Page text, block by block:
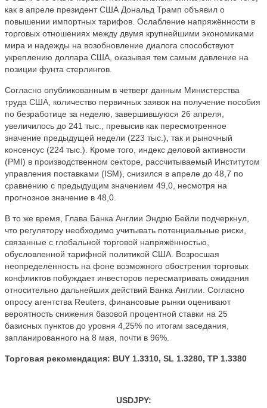
как в апреле президент США Дональд Трамп объявил о
повышении импортных тарифов. Ослабление напряжённости в
торговых отношениях между двумя крупнейшими экономиками
мира и надежды на возобновление диалога способствуют
укреплению доллара США, оказывая тем самым давление на
позиции фунта стерлингов.
Согласно опубликованным в четверг данным Министерства
труда США, количество первичных заявок на получение пособия
по безработице за неделю, завершившуюся 26 апреля,
увеличилось до 241 тыс., превысив как пересмотренное
значение предыдущей недели (223 тыс.), так и рыночный
консенсус (224 тыс.). Кроме того, индекс деловой активности
(PMI) в производственном секторе, рассчитываемый Институтом
управления поставками (ISM), снизился в апреле до 48,7 по
сравнению с предыдущим значением 49,0, несмотря на
прогнозное значение в 48,0.
В то же время, Глава Банка Англии Эндрю Бейли подчеркнул,
что регулятору необходимо учитывать потенциальные риски,
связанные с глобальной торговой напряжённостью,
обусловленной тарифной политикой США. Возросшая
неопределённость на фоне возможного обострения торговых
конфликтов побуждает инвесторов пересматривать ожидания
относительно дальнейших действий Банка Англии. Согласно
опросу агентства Reuters, финансовые рынки оценивают
вероятность снижения базовой процентной ставки на 25
базисных пунктов до уровня 4,25% по итогам заседания,
запланированного на 8 мая, почти в 96%.
Торговая рекомендация: BUY 1.3310, SL 1.3280, TP 1.3380
USDJPY: